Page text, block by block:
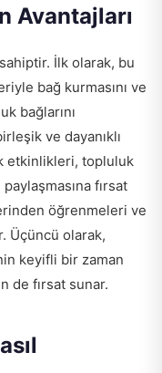
Avantajları
İlk olarak, bu
bağ kurmasını ve
bağlarını
ve dayanıklı
etkinlikleri, topluluk
fırsat
öğrenmeleri ve
Üçüncü olarak,
keyifli bir zaman
de fırsat sunar.